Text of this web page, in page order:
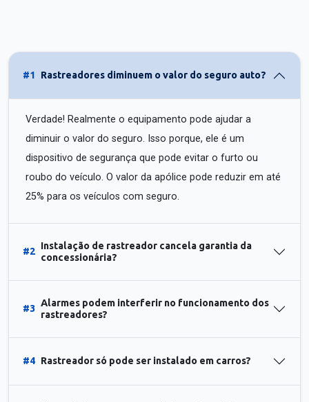
#1 Rastreadores diminuem o valor do seguro auto?
Verdade! Realmente o equipamento pode ajudar a
diminuir o valor do seguro. Isso porque, ele é um
dispositivo de segurança que pode evitar o furto ou
roubo do veículo. O valor da apólice pode reduzir em até
25% para os veículos com seguro.
#2
Instalação de rastreador cancela garantia da
concessionária?
#3
Alarmes podem interferir no funcionamento dos
rastreadores?
#4 Rastreador só pode ser instalado em carros?